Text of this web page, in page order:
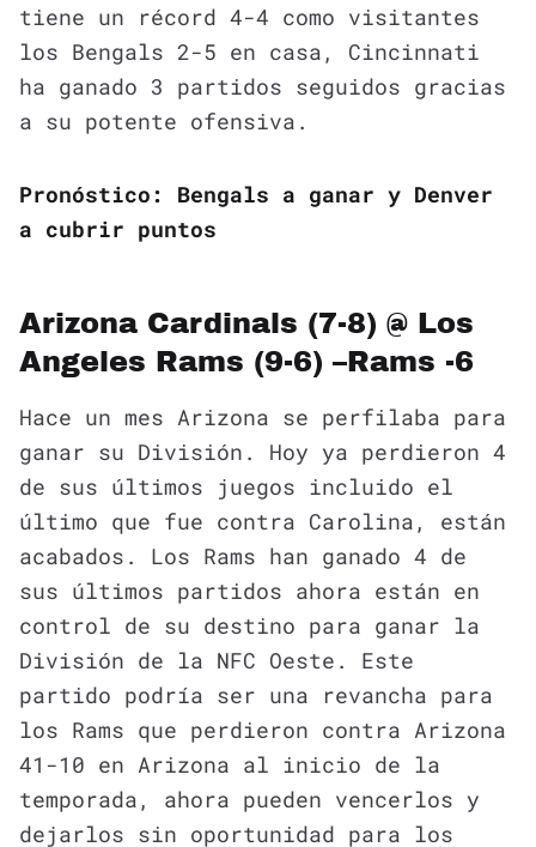
tiene un récord 4-4 como visitantes
los Bengals 2-5 en casa, Cincinnati
ha ganado 3 partidos seguidos gracias
a su potente ofensiva.
Pronóstico: Bengals a ganar y Denver
a cubrir puntos
Arizona Cardinals (7-8) @ Los
Angeles Rams (9-6) –Rams -6
Hace un mes Arizona se perfilaba para
ganar su División. Hoy ya perdieron 4
de sus últimos juegos incluido el
último que fue contra Carolina, están
acabados. Los Rams han ganado 4 de
sus últimos partidos ahora están en
control de su destino para ganar la
División de la NFC Oeste. Este
partido podría ser una revancha para
los Rams que perdieron contra Arizona
41-10 en Arizona al inicio de la
temporada, ahora pueden vencerlos y
dejarlos sin oportunidad para los